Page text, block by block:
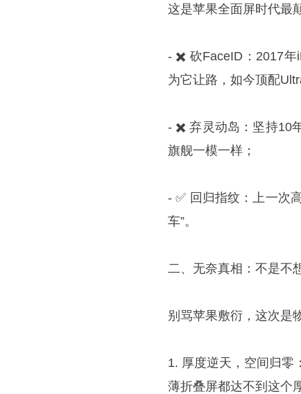
这是苹果全面屏时代最
- ✖️ 砍FaceID：2017年
为它让路，如今顶配
- ✖️ 弃灵动岛：坚持10
旗舰一模一样；
- ✅ 回归指纹：上一次
车”。
二、无奈真相：不是不
别骂苹果敷衍，这次是
1. 厚度逆天，空间归零
薄折叠屏都达不到这个